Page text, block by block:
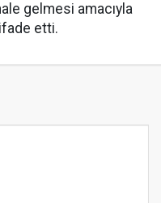
gelmesi amacıyla
etti.